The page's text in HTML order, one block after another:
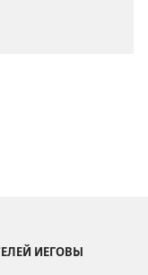
ИЕГОВЫ